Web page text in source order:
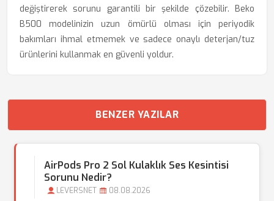
değiştirerek sorunu garantili bir şekilde çözebilir. Beko
B500 modelinizin uzun ömürlü olması için periyodik
bakımları ihmal etmemek ve sadece onaylı deterjan/tuz
ürünlerini kullanmak en güvenli yoldur.
BENZER YAZILAR
AirPods Pro 2 Sol Kulaklık Ses Kesintisi
Sorunu Nedir?
LEVERSNET 08.08.2026